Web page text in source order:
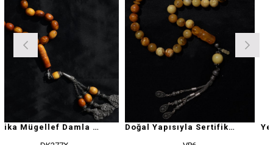
Antika Mügellef Damla Kehribar Tesbih
Doğal Yapısıyla Sertifikalı Damla Kehribar Tesbih